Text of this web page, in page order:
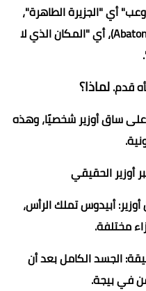
أي "الجزيرة الطاهرة"،
بينما سماها اليونانيون "أباتون" (Abaton)، أي "المكان الذي لا
قدم.لماذا؟
ساق أوزير شخصيًا، وهذه
أبيدوس تملك الرأس،
مختلفة.
الجسد الكامل بعد أن
في بيجة.